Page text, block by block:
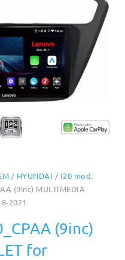
/ HYUNDAI / I20 mod.
(9inc) MULTIMEDIA
2021
(9inc)
for